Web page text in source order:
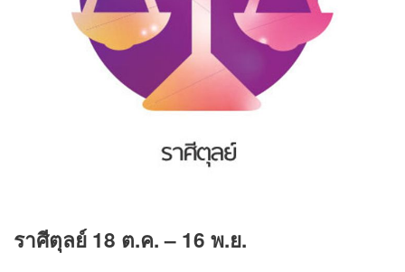
ราศีตุลย์18 ต.ค.– 16 พ.ย.